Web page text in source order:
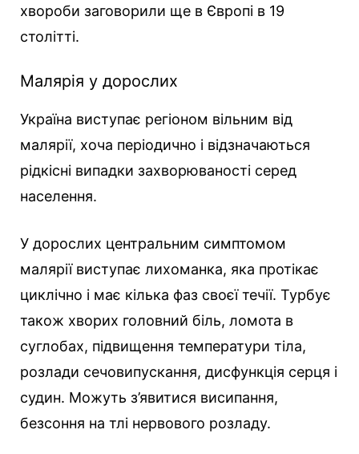
хвороби заговорили ще в Європі в 19
столітті.
Малярія у дорослих
Україна виступає регіоном вільним від
малярії, хоча періодично і відзначаються
рідкісні випадки захворюваності серед
населення.
У дорослих центральним симптомом
малярії виступає лихоманка, яка протікає
циклічно і має кілька фаз своєї течії. Турбує
також хворих головний біль, ломота в
суглобах, підвищення температури тіла,
розлади сечовипускання, дисфункція серця і
судин. Можуть з’явитися висипання,
безсоння на тлі нервового розладу.